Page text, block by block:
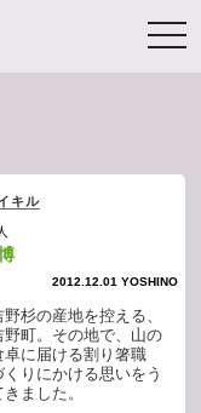
キル
2012.12.01 YOSHINO
野杉の産地を控える、
野町。その地で、山の
卓に届ける割り箸職
くりにかける思いをう
ました。